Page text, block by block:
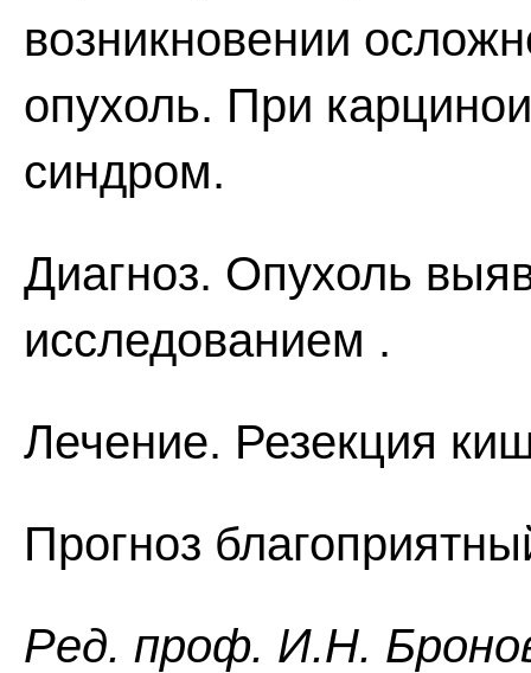
возникновении
опухоль. При
синдром.
Диагноз. Опухоль
исследованием .
Лечение. Резекция
Прогноз
Ред. проф. И.Н.